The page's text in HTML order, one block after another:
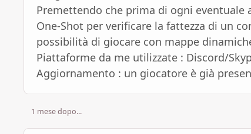
Premettendo che prima di ogni
One-Shot per verificare la fattezza di un
possibilità di giocare con mappe
Piattaforme da me utilizzate : Discord/
Aggiornamento : un giocatore è già
1 mese dopo...